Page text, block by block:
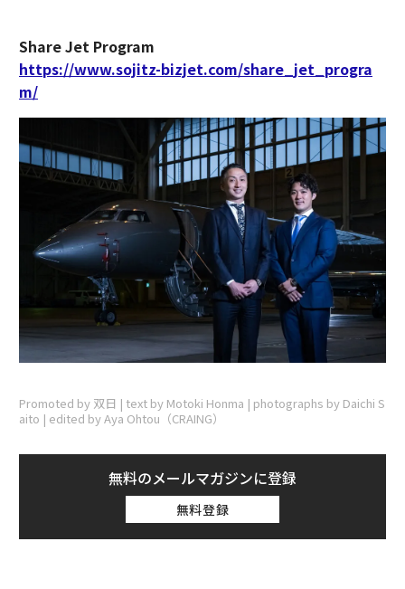
Share Jet Program
https://www.sojitz-bizjet.com/share_jet_progra
m/
Promoted by 双日 | text by Motoki Honma | photographs by Daichi S
aito | edited by Aya Ohtou（CRAING）
無料のメールマガジンに登録
無料登録